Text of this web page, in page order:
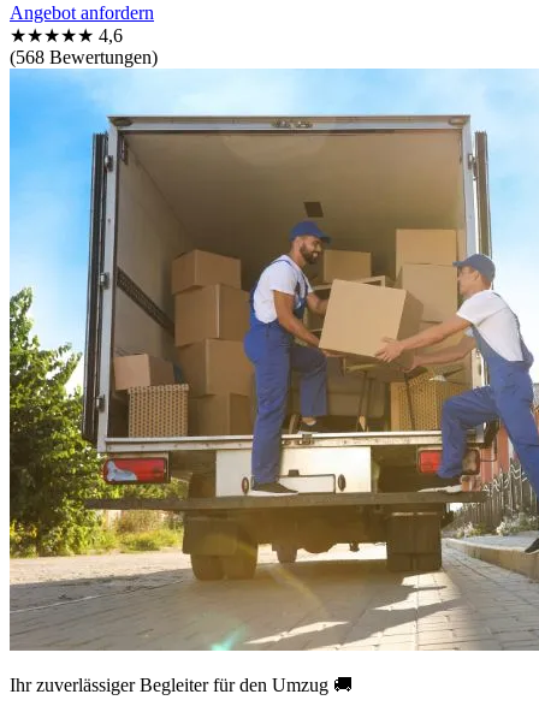
Angebot anfordern
★★★★★ 4,6
(568 Bewertungen)
Ihr zuverlässiger Begleiter für den Umzug 🚚